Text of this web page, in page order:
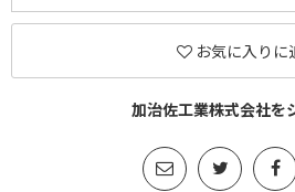
お気に入りに
加治佐工業株式会社を